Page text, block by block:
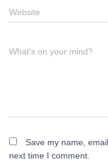
Website
What's on your mind?
Save my name,
next time I comment.